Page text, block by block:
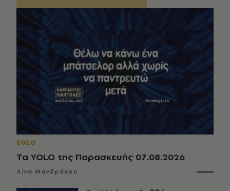
YOLO
Τα YOLO της Παρασκευής 07.08.2026
Λίνα Μανδράκου